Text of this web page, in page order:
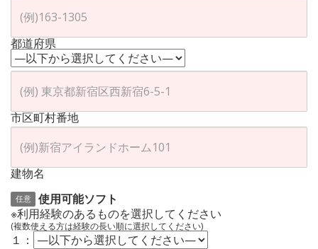
都道府県
市区町村番地
建物名
任意
使用可能ソフト
※利用経験のあるものを選択してください
(複数使える方は経験の長い順に選択してください)
１：